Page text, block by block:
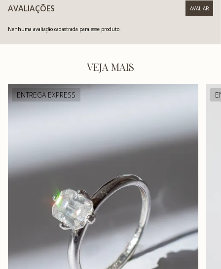
AVALIAÇÕES
Nenhuma avaliação cadastrada para esse produto.
VEJA MAIS
ENTREGA EXPRESS